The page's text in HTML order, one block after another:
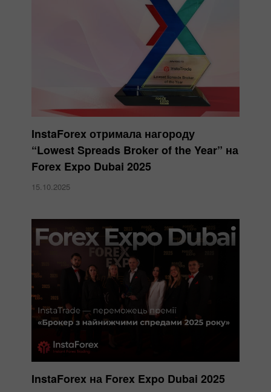
InstaForex отримала нагороду
“Lowest Spreads Broker of the Year” на
Forex Expo Dubai 2025
15.10.2025
InstaForex на Forex Expo Dubai 2025